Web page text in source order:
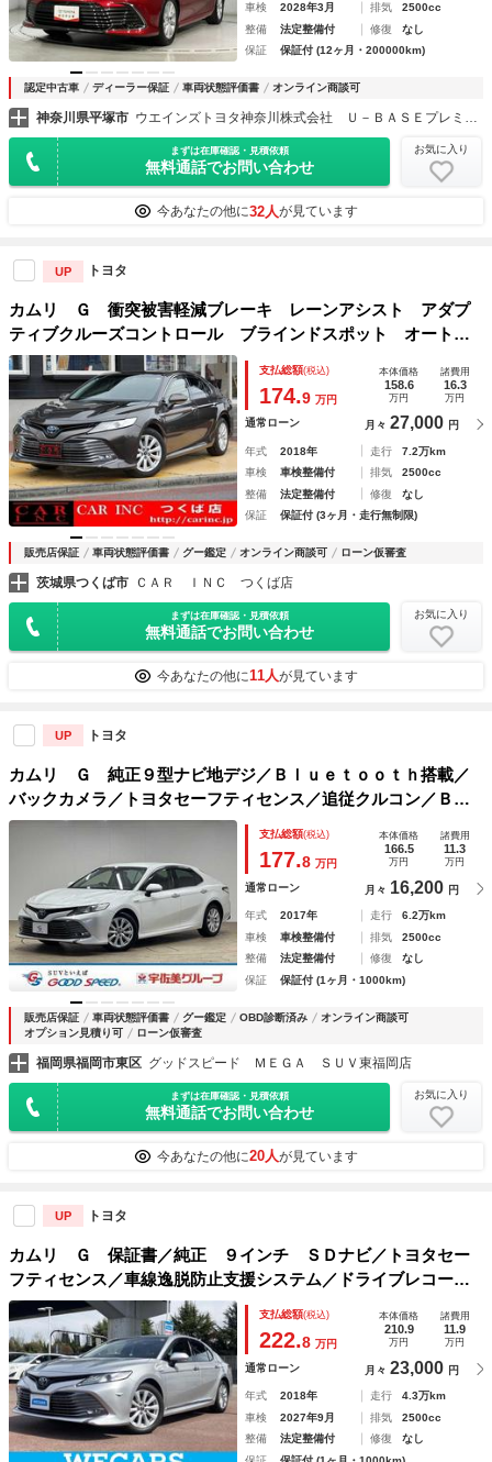
車検
2028年3月 排気
2500cc
整備
法定整備付 修復
なし
保証
保証付 (12ヶ月・200000km)
認定中古車 ディーラー保証 車両状態評価書 オンライン商談可
神奈川県平塚市 ウエインズトヨタ神奈川株式会社 Ｕ－ＢＡＳＥプレミアム平塚
まずは在庫確認・見積依頼
無料通話でお問い合わせ
お気に入り
今あなたの他に32人が見ています
UP トヨタ
カムリ Ｇ 衝突被害軽減ブレーキ レーンアシスト アダプ
ティブクルーズコントロール ブラインドスポット オートハ
イビーム ＬＥＤオートライト パワーシート 純正１７イン
チＡＷ 純正９インチナビ バックカメラ
支払総額(税込)
174.9 万円
本体価格
158.6
万円
諸費用
16.3
万円
通常ローン 月々 27,000 円
年式 2018年 走行
7.2万km
車検
車検整備付 排気
2500cc
整備
法定整備付 修復
なし
保証
保証付 (3ヶ月・走行無制限)
販売店保証 車両状態評価書 グー鑑定 オンライン商談可 ローン仮審査
茨城県つくば市 ＣＡＲ ＩＮＣ つくば店
まずは在庫確認・見積依頼
無料通話でお問い合わせ
お気に入り
今あなたの他に11人が見ています
UP トヨタ
カムリ Ｇ 純正９型ナビ地デジ／Ｂｌｕｅｔｏｏｔｈ搭載／
バックカメラ／トヨタセーフティセンス／追従クルコン／ＢＳ
Ｍ／オートハイビーム／パワーシート／ＬＥＤヘッドライト／
支払総額(税込)
177.8 万円
本体価格
166.5
万円
諸費用
11.3
万円
通常ローン 月々 16,200 円
年式 2017年 走行
6.2万km
車検
車検整備付 排気
2500cc
整備
法定整備付 修復
なし
保証
保証付 (1ヶ月・1000km)
販売店保証 車両状態評価書 グー鑑定 OBD診断済み
オンライン商談可
オプション見積り可
ローン仮審査
福岡県福岡市東区 グッドスピード ＭＥＧＡ ＳＵＶ東福岡店
まずは在庫確認・見積依頼
無料通話でお問い合わせ
お気に入り
今あなたの他に20人が見ています
UP トヨタ
カムリ Ｇ 保証書／純正 ９インチ ＳＤナビ／トヨタセー
フティセンス／車線逸脱防止支援システム／ドライブレコーダ
ー 純正／ヘッドランプ ＬＥＤ／Ｂｌｕｅｔｏｏｔｈ接続／
ＥＴＣ／横滑り防止装置
支払総額(税込)
222.8 万円
本体価格
210.9
万円
諸費用
11.9
万円
通常ローン 月々 23,000 円
年式 2018年 走行
4.3万km
車検
2027年9月 排気
2500cc
整備
法定整備付 修復
なし